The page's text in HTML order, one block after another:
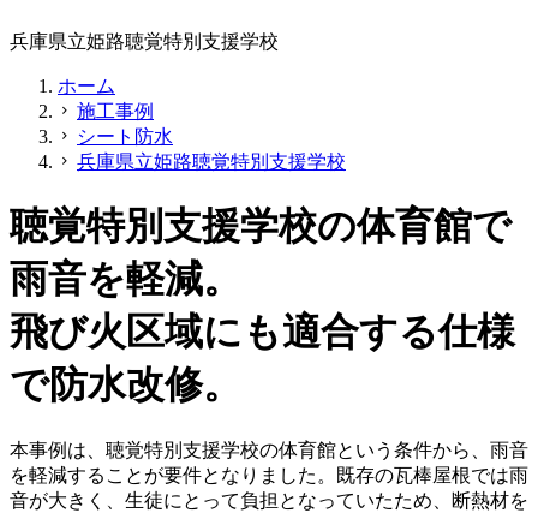
兵庫県立姫路聴覚特別支援学校
ホーム
chevron_right 施工事例
chevron_right シート防水
chevron_right 兵庫県立姫路聴覚特別支援学校
聴覚特別支援学校の体育館で
雨音を軽減。
飛び火区域にも適合する仕様
で防水改修。
本事例は、聴覚特別支援学校の体育館という条件から、雨音
を軽減することが要件となりました。既存の瓦棒屋根では雨
音が大きく、生徒にとって負担となっていたため、断熱材を